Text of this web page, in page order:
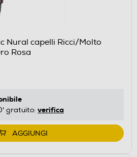
Nural capelli Ricci/Molto
Rosa
gratuito: verifica
AGGIUNGI